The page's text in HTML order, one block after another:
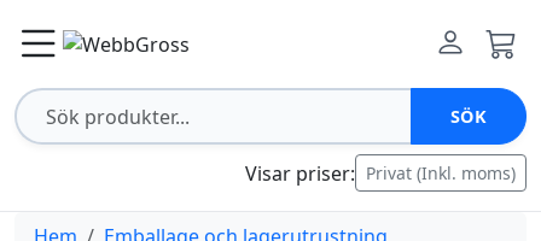
SÖK
Visar priser: Privat (Inkl. moms)